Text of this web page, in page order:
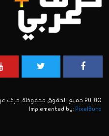
©2018 جميع الحقوق محفوظة. حرف عربي +
Implemented by: PixelBuro